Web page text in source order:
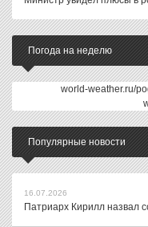
Погода на неделю
world-weather.ru/
Популярные новости
16.07.2026
Патриарх Кирилл назвал